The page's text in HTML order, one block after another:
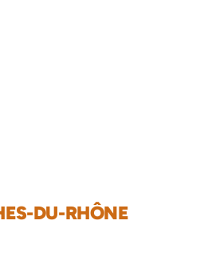
DU-RHÔNE